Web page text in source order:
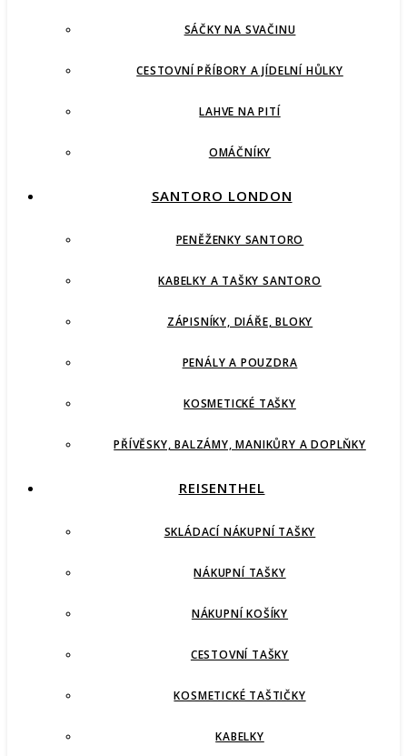
SÁČKY NA SVAČINU
CESTOVNÍ PŘÍBORY A JÍDELNÍ HŮLKY
LAHVE NA PITÍ
OMÁČNÍKY
SANTORO LONDON
PENĚŽENKY SANTORO
KABELKY A TAŠKY SANTORO
ZÁPISNÍKY, DIÁŘE, BLOKY
PENÁLY A POUZDRA
KOSMETICKÉ TAŠKY
PŘÍVĚSKY, BALZÁMY, MANIKŮRY A DOPLŇKY
REISENTHEL
SKLÁDACÍ NÁKUPNÍ TAŠKY
NÁKUPNÍ TAŠKY
NÁKUPNÍ KOŠÍKY
CESTOVNÍ TAŠKY
KOSMETICKÉ TAŠTIČKY
KABELKY